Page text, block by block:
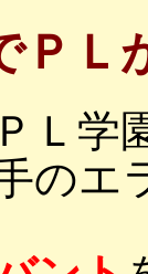
ＰＬ
Ｌ
のエ